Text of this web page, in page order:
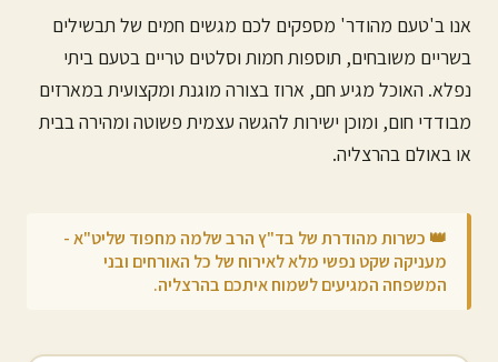
אנו ב'טעם מהודר' מספקים לכם מגשים חמים של תבשילים
בשריים משובחים, תוספות חמות וסלטים טריים בטעם ביתי
נפלא. האוכל מגיע חם, ארוז בצורה מוגנת ומקצועית במארזים
מבודדי חום, ומוכן ישירות להגשה עצמית פשוטה ומהירה בבית
או באולם בהרצליה.
👑 כשרות מהודרת של בד"ץ הרב שלמה מחפוד שליט"א -
מעניקה שקט נפשי מלא לאירוח של כל האורחים ובני
המשפחה המגיעים לשמוח איתכם בהרצליה.